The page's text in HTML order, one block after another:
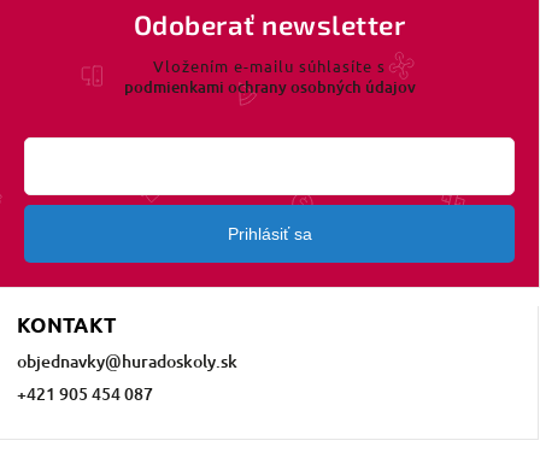
KONTAKT
objednavky@huradoskoly.sk
+421 905 454 087
Odoberať newsletter
Vložením e-mailu súhlasíte s
podmienkami ochrany osobných údajov
Prihlásiť sa